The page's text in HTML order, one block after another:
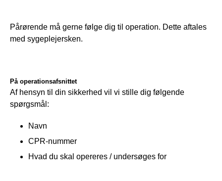
Pårørende må gerne følge dig til operation. Dette aftales
med sygeplejersken.
På operationsafsnittet
Af hensyn til din sikkerhed vil vi stille dig følgende
spørgsmål:
Navn
CPR-nummer
Hvad du skal opereres / undersøges for